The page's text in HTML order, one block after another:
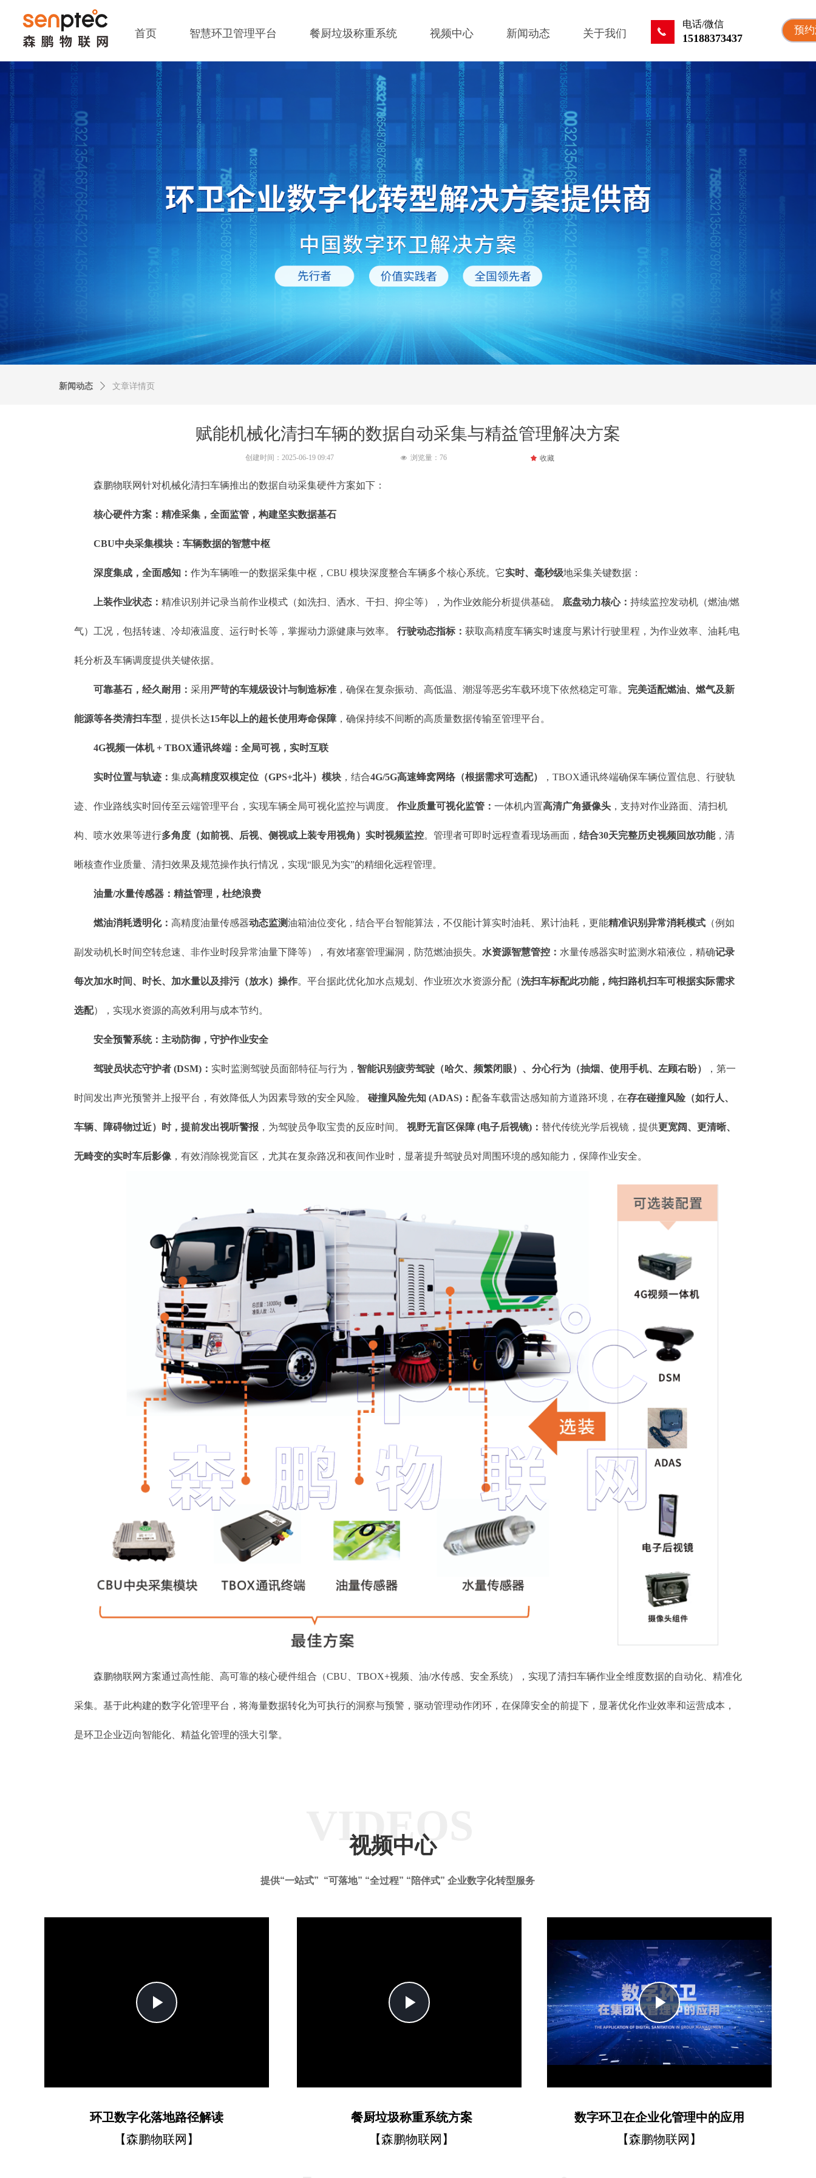
끅
电话/微信
15188373437
首页 智慧环卫管理平台 餐厨垃圾称重系统 视频中心 新闻动态 关于我们 预
赋能机械化清扫车辆的数据自动采集与精益管理解决方案
森鹏物联网针对机械化清扫车辆推出的数据自动采集硬件方案如下：
核心硬件方案：精准采集，全面监管，构建坚实数据基石
CBU中央采集模块：车辆数据的智慧中枢
深度集成，全面感知： 作为车辆唯一的数据采集中枢，CBU 模块深度整合车辆多个核心系统。它实时、毫秒级地采集关键数据：
上装作业状态： 精准识别并记录当前作业模式（如洗扫、洒水、干扫、抑尘等），为作业效能分析提供基础。 底盘动力核心： 持续监控发动机（燃油/燃
气）工况，包括转速、冷却液温度、运行时长等，掌握动力源健康与效率。 行驶动态指标： 获取高精度车辆实时速度与累计行驶里程，为作业效率、油耗/电
耗分析及车辆调度提供关键依据。
可靠基石，经久耐用： 采用 严苛的车规级设计与制造标准 ，确保在复杂振动、高低温、潮湿等恶劣车载环境下依然稳定可靠。 完美适配燃油、燃气及新
能源等各类清扫车型 ，提供长达15年以上的超长使用寿命保障 ，确保持续不间断的高质量数据传输至管理平台。
4G视频一体机 + TBOX通讯终端：全局可视，实时互联
实时位置与轨迹： 集成高精度双模定位（GPS+北斗）模块 ，结合4G/5G高速蜂窝网络（根据需求可选配） ，TBOX通讯终端确保车辆位置信息、行驶轨
迹、作业路线实时回传至云端管理平台，实现车辆全局可视化监控与调度。 作业质量可视化监管： 一体机内置高清广角摄像头 ，支持对作业路面、清扫机
构、喷水效果等进行多角度（如前视、后视、侧视或上装专用视角）实时视频监控。管理者可即时远程查看现场画面， 结合30天完整历史视频回放功能，清
晰核查作业质量、清扫效果及规范操作执行情况，实现“眼见为实”的精细化远程管理。
油量/水量传感器：精益管理，杜绝浪费
燃油消耗透明化： 高精度油量传感器动态监测油箱油位变化，结合平台智能算法，不仅能计算实时油耗、累计油耗，更能精准识别异常消耗模式 （例如
副发动机长时间空转怠速、非作业时段异常油量下降等），有效堵塞管理漏洞，防范燃油损失。 水资源智慧管控： 水量传感器实时监测水箱液位，精确记录
每次加水时间、时长、加水量以及排污（放水）操作。平台据此优化加水点规划、作业班次水资源分配（洗扫车标配此功能，纯扫路机扫车可根据实际需求
选配），实现水资源的高效利用与成本节约。
安全预警系统：主动防御，守护作业安全
驾驶员状态守护者 (DSM)： 实时监测驾驶员面部特征与行为， 智能识别疲劳驾驶（哈欠、频繁闭眼）、分心行为（抽烟、使用手机、左顾右盼） ，第一
时间发出声光预警并上报平台，有效降低人为因素导致的安全风险。 碰撞风险先知 (ADAS)： 配备车载雷达感知前方道路环境，在存在碰撞风险（如行人、
车辆、障碍物过近）时，提前发出视听警报 ，为驾驶员争取宝贵的反应时间。 视野无盲区保障 (电子后视镜)： 替代传统光学后视镜，提供更宽阔、更清晰、
无畸变的实时车后影像 ，有效消除视觉盲区，尤其在复杂路况和夜间作业时，显著提升驾驶员对周围环境的感知能力，保障作业安全。
森鹏物联网方案通过高性能、高可靠的核心硬件组合（CBU、TBOX+视频、油/水传感、安全系统），实现了清扫车辆作业全维度数据的自动化、精准化
采集。基于此构建的数字化管理平台，将海量数据转化为可执行的洞察与预警，驱动管理动作闭环，在保障安全的前提下，显著优化作业效率和运营成本，
是环卫企业迈向智能化、精益化管理的强大引擎。
新闻动态 ꄲ 文章详情页
创建时间： 2025-06-19 09:47 넶 浏览量： 76 끄 收藏
提供“一站式” “可落地” “全过程” “陪伴式” 企业数字化转型服务
VIDEOS
视频中心
Play
环卫数字化落地路径解读
【森鹏物联网】
Play
餐厨垃圾称重系统方案
【森鹏物联网】
Play
Video
数字环卫在企业化管理中的应用
【森鹏物联网】